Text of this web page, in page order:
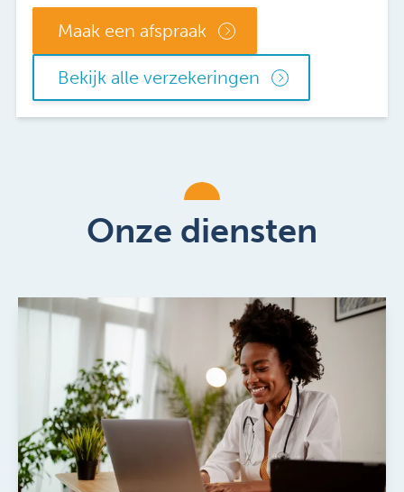
Maak een afspraak
Bekijk alle verzekeringen
Onze diensten